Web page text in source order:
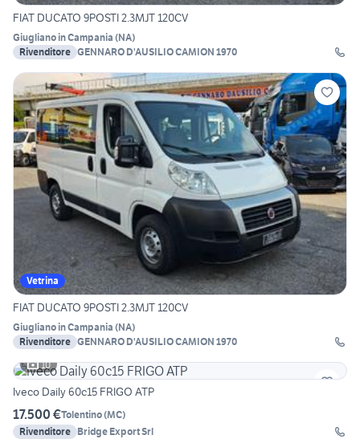
FIAT DUCATO 9POSTI 2.3MJT 120CV
Giugliano in Campania (NA)
Rivenditore GENNARO D'AUSILIO CAMION 1970
Vetrina
FIAT DUCATO 9POSTI 2.3MJT 120CV
Giugliano in Campania (NA)
Rivenditore GENNARO D'AUSILIO CAMION 1970
10
Iveco Daily 60c15 FRIGO ATP
17.500 €Tolentino(MC)
Rivenditore Bridge Export Srl